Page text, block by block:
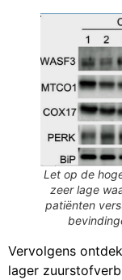
Let op de
zeer lage
patiënten
Vervolgens
lager